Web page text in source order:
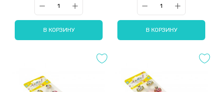
В КОРЗИНУ В КОРЗИНУ